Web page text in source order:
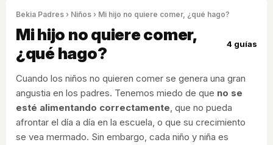
Bekia Padres › Niños › Mi hijo no quiere comer, ¿qué hago?
Mi hijo no quiere comer,
¿qué hago?
4 guías
Cuando los niños no quieren comer se genera una gran
angustia en los padres. Tenemos miedo de que no se
esté alimentando correctamente, que no pueda
afrontar el día a día en la escuela, o que su crecimiento
se vea mermado. Sin embargo, cada niño y niña es